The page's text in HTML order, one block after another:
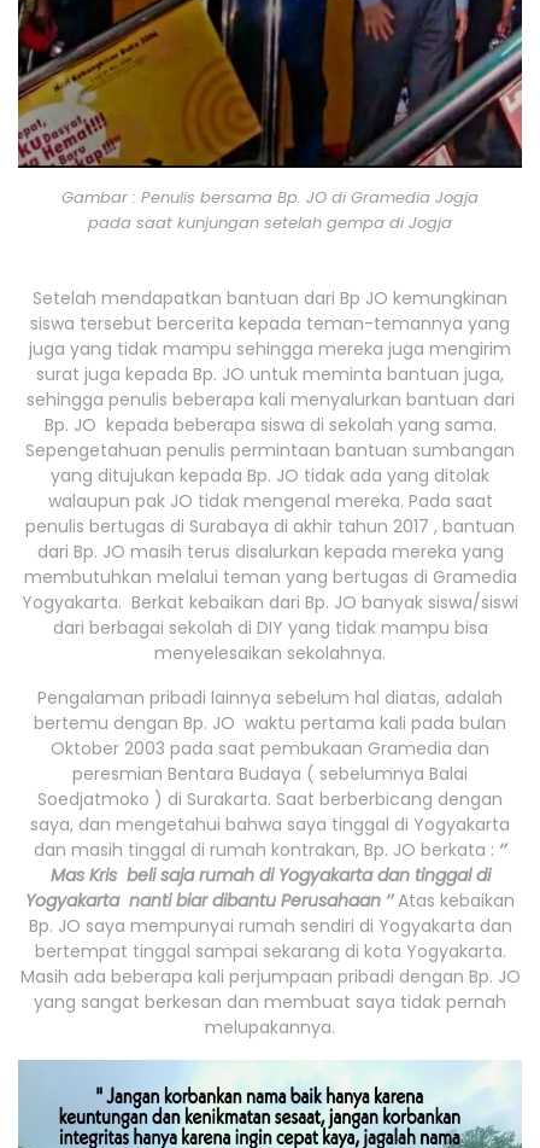
Gambar : Penulis bersama Bp. JO di Gramedia Jogja
pada saat kunjungan setelah gempa di Jogja
Setelah mendapatkan bantuan dari Bp JO kemungkinan
siswa tersebut bercerita kepada teman-temannya yang
juga yang tidak mampu sehingga mereka juga mengirim
surat juga kepada Bp. JO untuk meminta bantuan juga,
sehingga penulis beberapa kali menyalurkan bantuan dari
Bp. JO kepada beberapa siswa di sekolah yang sama.
Sepengetahuan penulis permintaan bantuan sumbangan
yang ditujukan kepada Bp. JO tidak ada yang ditolak
walaupun pak JO tidak mengenal mereka. Pada saat
penulis bertugas di Surabaya di akhir tahun 2017 , bantuan
dari Bp. JO masih terus disalurkan kepada mereka yang
membutuhkan melalui teman yang bertugas di Gramedia
Yogyakarta. Berkat kebaikan dari Bp. JO banyak siswa/siswi
dari berbagai sekolah di DIY yang tidak mampu bisa
menyelesaikan sekolahnya.
Pengalaman pribadi lainnya sebelum hal diatas, adalah
bertemu dengan Bp. JO waktu pertama kali pada bulan
Oktober 2003 pada saat pembukaan Gramedia dan
peresmian Bentara Budaya ( sebelumnya Balai
Soedjatmoko ) di Surakarta. Saat berberbicang dengan
saya, dan mengetahui bahwa saya tinggal di Yogyakarta
dan masih tinggal di rumah kontrakan, Bp. JO berkata : ‘’
Mas Kris beli saja rumah di Yogyakarta dan tinggal di
Yogyakarta nanti biar dibantu Perusahaan ‘’Atas kebaikan
Bp. JO saya mempunyai rumah sendiri di Yogyakarta dan
bertempat tinggal sampai sekarang di kota Yogyakarta.
Masih ada beberapa kali perjumpaan pribadi dengan Bp. JO
yang sangat berkesan dan membuat saya tidak pernah
melupakannya.